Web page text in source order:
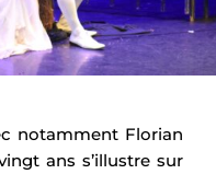
notamment Florian
ans s’illustre sur